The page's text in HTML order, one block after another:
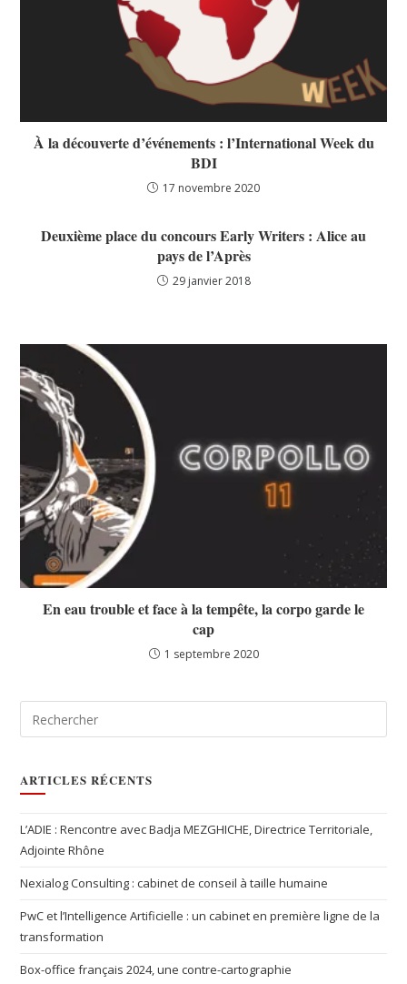
À la découverte d’événements : l’International Week du
BDI
17 novembre 2020
Deuxième place du concours Early Writers : Alice au
pays de l’Après
29 janvier 2018
En eau trouble et face à la tempête, la corpo garde le
cap
1 septembre 2020
ARTICLES RÉCENTS
L’ADIE : Rencontre avec Badja MEZGHICHE, Directrice Territoriale,
Adjointe Rhône
Nexialog Consulting : cabinet de conseil à taille humaine
PwC et l’Intelligence Artificielle : un cabinet en première ligne de la
transformation
Box-office français 2024, une contre-cartographie